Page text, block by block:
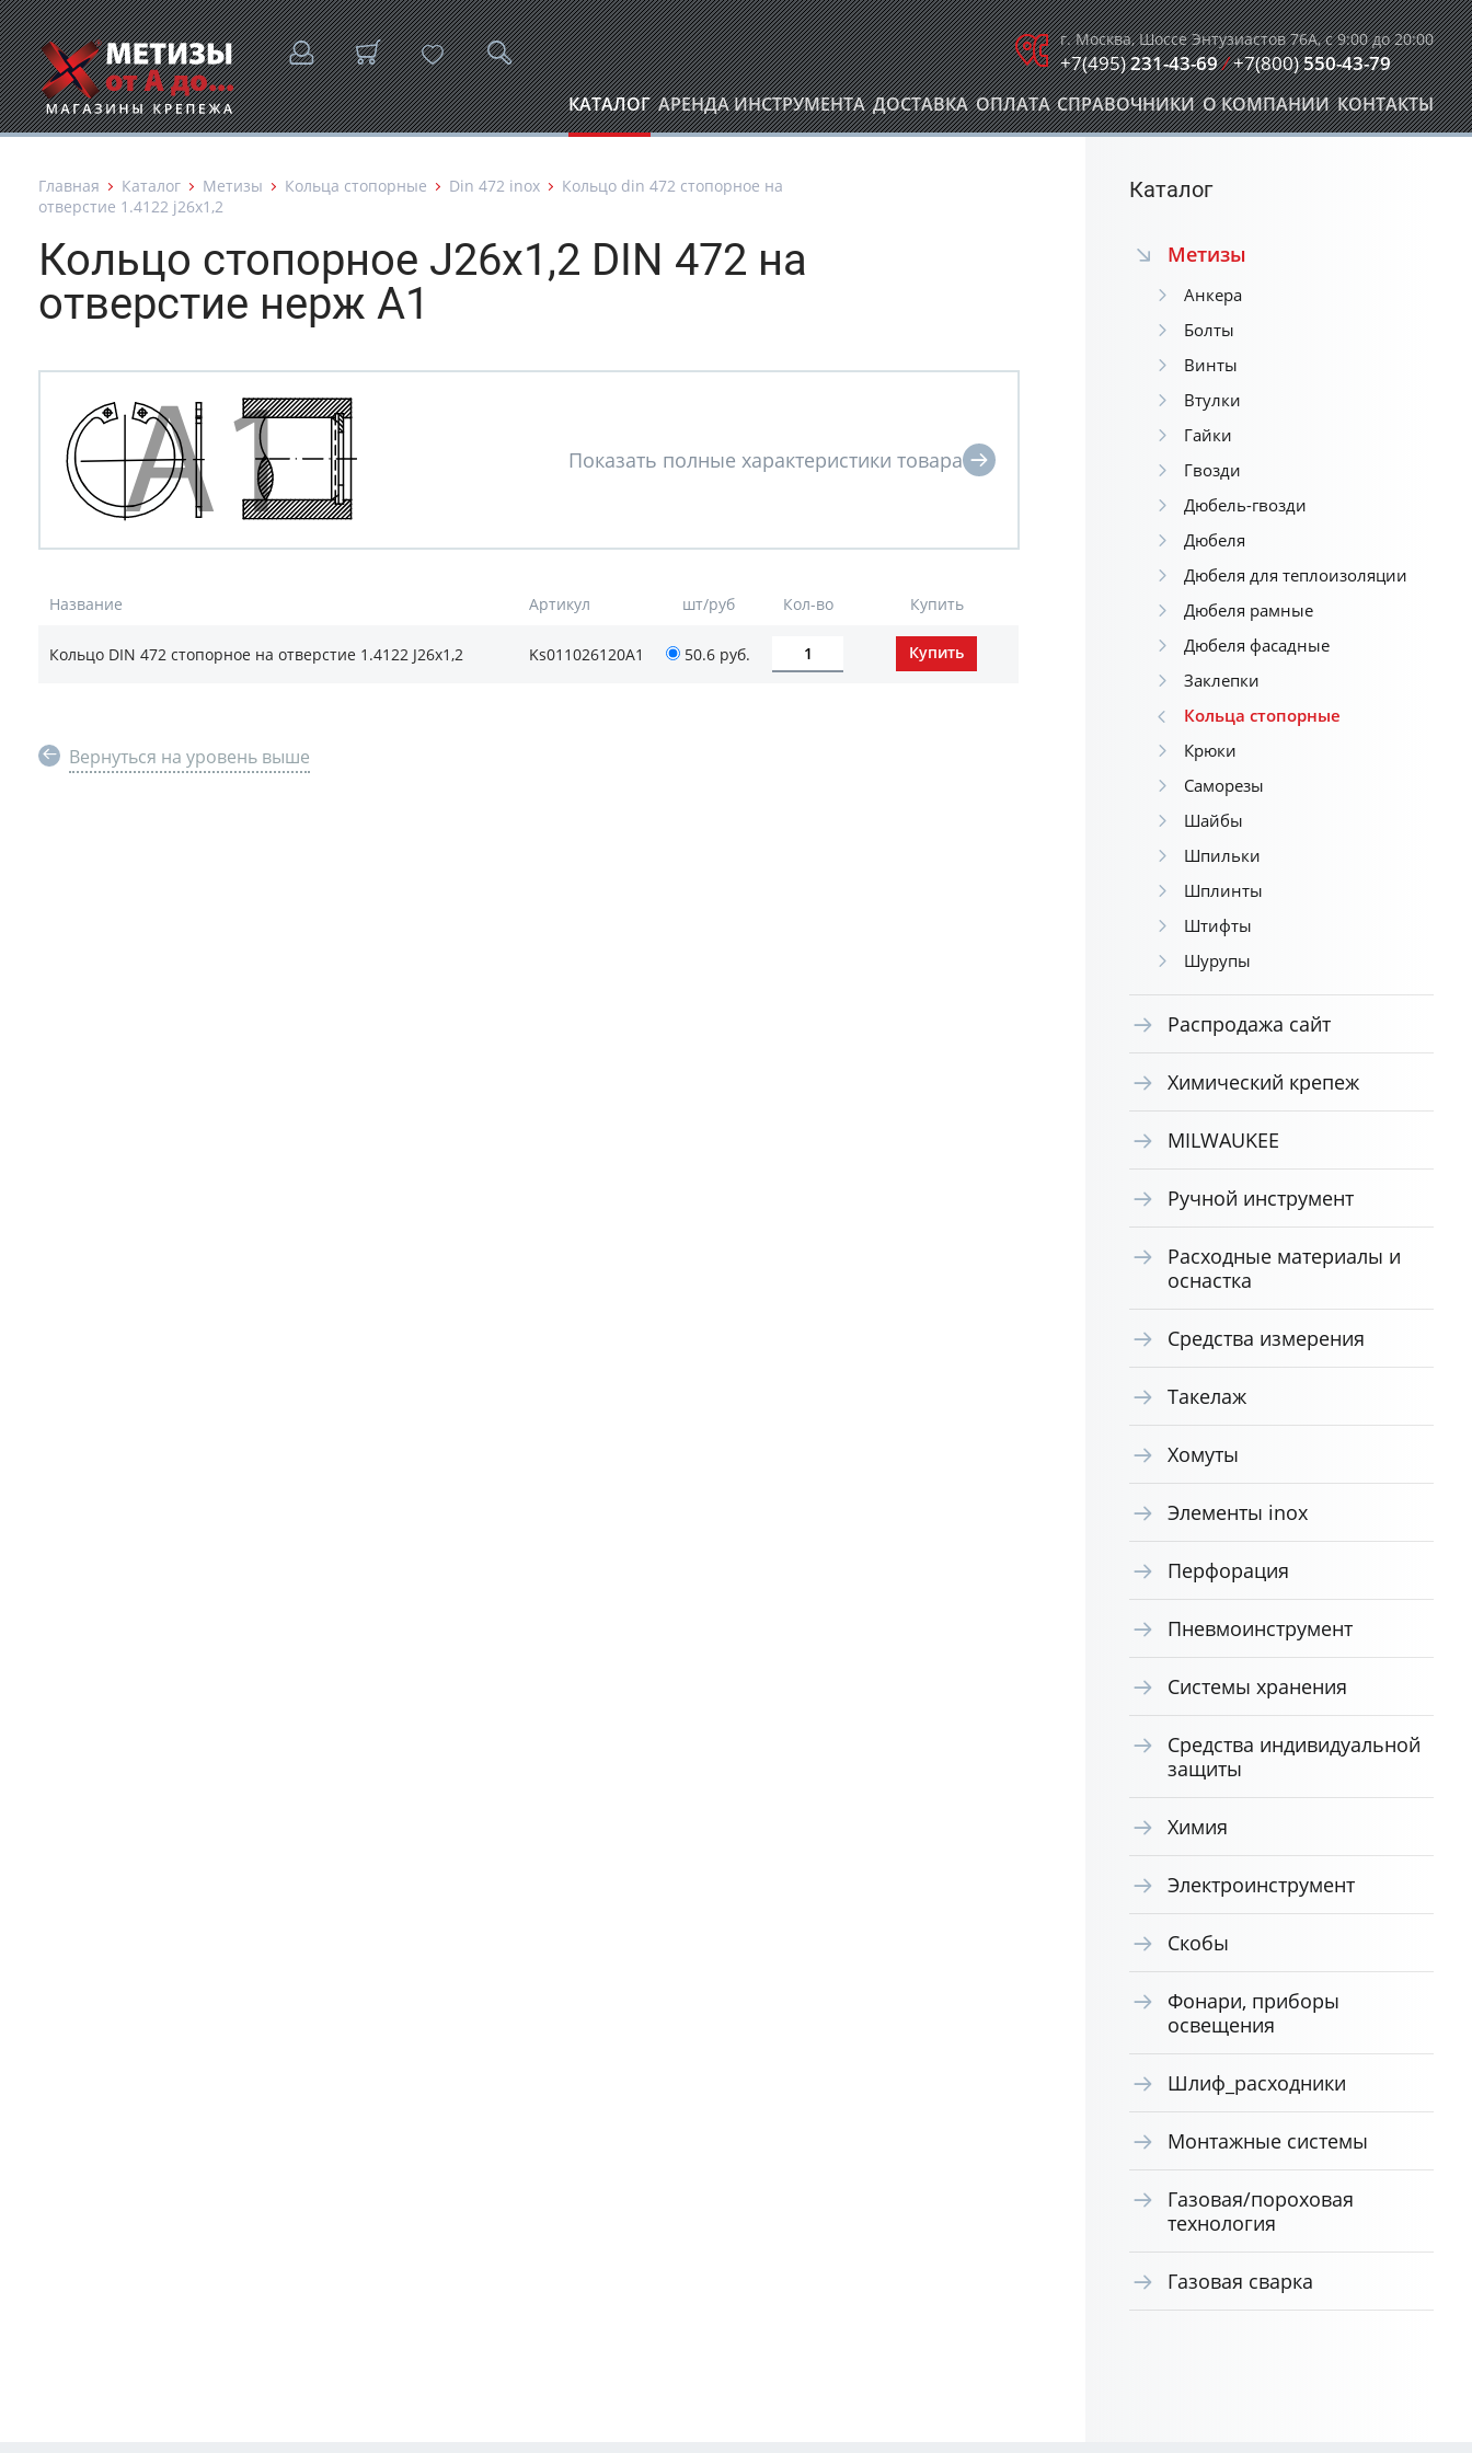
г. Москва, Шоссе Энтузиастов 76А, с 9:00 до 20:00
+7(495)231-43-69/+7(800)550-43-79
КАТАЛОГ АРЕНДА ИНСТРУМЕНТА ДОСТАВКА ОПЛАТА СПРАВОЧНИКИ О КОМПАНИИ КОНТАКТЫ
Главная Каталог Метизы Кольца стопорные Din 472 inox
Кольцо din 472 стопорное на
отверстие 1.4122 j26х1,2
Кольцо стопорное J26х1,2 DIN 472 на
отверстие нерж А1
Название Артикул шт/руб Кол-во Купить
Кольцо DIN 472 стопорное на отверстие 1.4122 J26х1,2 Ks011026120А1 50.6 руб.
Вернуться на уровень выше
Каталог
Метизы
Анкера
Болты
Винты
Втулки
Гайки
Гвозди
Дюбель-гвозди
Дюбеля
Дюбеля для теплоизоляции
Дюбеля рамные
Дюбеля фасадные
Заклепки
Кольца стопорные
Крюки
Саморезы
Шайбы
Шпильки
Шплинты
Штифты
Шурупы
Распродажа сайт
Химический крепеж
MILWAUKEE
Ручной инструмент
Расходные материалы и
оснастка
Средства измерения
Такелаж
Хомуты
Элементы inox
Перфорация
Пневмоинструмент
Системы хранения
Средства индивидуальной
защиты
Химия
Электроинструмент
Скобы
Фонари, приборы
освещения
Шлиф_расходники
Монтажные системы
Газовая/пороховая
технология
Газовая сварка